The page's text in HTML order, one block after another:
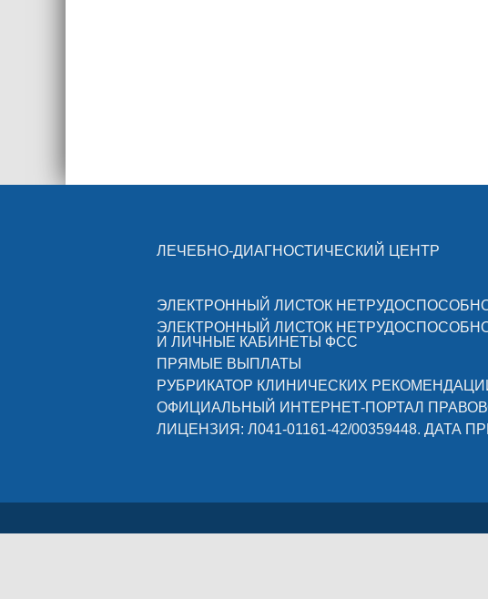
ЛЕЧЕБНО-ДИАГНОСТИЧЕСКИЙ ЦЕНТР
ЭЛЕКТРОННЫЙ ЛИСТОК
ЭЛЕКТРОННЫЙ ЛИСТОК
И ЛИЧНЫЕ КАБИНЕТЫ ФСС
ПРЯМЫЕ ВЫПЛАТЫ
РУБРИКАТОР КЛИНИЧЕСКИХ
ОФИЦИАЛЬНЫЙ ИНТЕРНЕТ-ПОРТАЛ
ЛИЦЕНЗИЯ: Л041-01161-42/00359448. ДАТА